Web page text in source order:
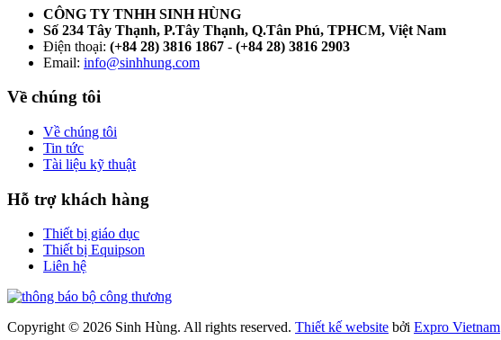
CÔNG TY TNHH SINH HÙNG
Số 234 Tây Thạnh, P.Tây Thạnh, Q.Tân Phú, TPHCM, Việt Nam
Điện thoại: (+84 28) 3816 1867 - (+84 28) 3816 2903
Email: info@sinhhung.com
Về chúng tôi
Về chúng tôi
Tin tức
Tài liệu kỹ thuật
Hỗ trợ khách hàng
Thiết bị giáo dục
Thiết bị Equipson
Liên hệ
Copyright © 2026 Sinh Hùng. All rights reserved. Thiết kế website bởi Expro Vietnam